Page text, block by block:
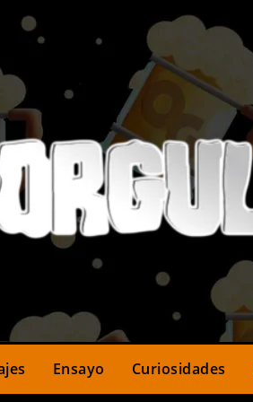
Ensayo Curiosidades